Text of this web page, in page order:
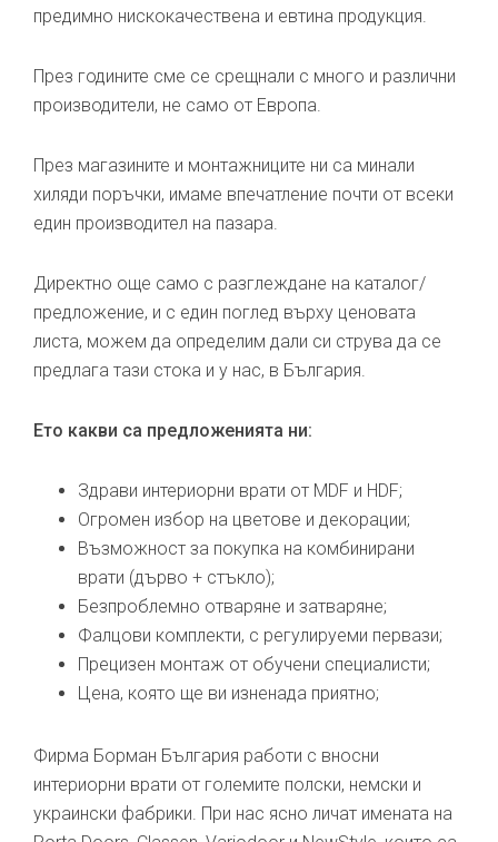
предимно нискокачествена и евтина продукция.
През годините сме се срещнали с много и различни
производители, не само от Европа.
През магазините и монтажниците ни са минали
хиляди поръчки, имаме впечатление почти от всеки
един производител на пазара.
Директно още само с разглеждане на каталог/
предложение, и с един поглед върху ценовата
листа, можем да определим дали си струва да се
предлага тази стока и у нас, в България.
Ето какви са предложенията ни:
Здрави интериорни врати от MDF и HDF;
Огромен избор на цветове и декорации;
Възможност за покупка на комбинирани
врати (дърво + стъкло);
Безпроблемно отваряне и затваряне;
Фалцови комплекти, с регулируеми первази;
Прецизен монтаж от обучени специалисти;
Цена, която ще ви изненада приятно;
Фирма Борман България работи с вносни
интериорни врати от големите полски, немски и
украински фабрики. При нас ясно личат имената на